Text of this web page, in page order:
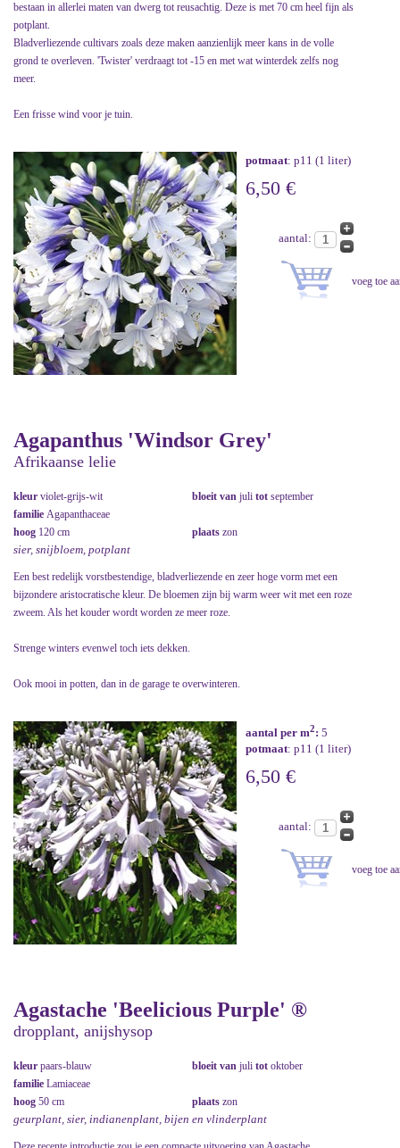
bestaan in allerlei maten van dwerg tot reusachtig. Deze is met 70 cm heel fijn als
potplant.
Bladverliezende cultivars zoals deze maken aanzienlijk meer kans in de volle
grond te overleven. 'Twister' verdraagt tot -15 en met wat winterdek zelfs nog
meer.
Een frisse wind voor je tuin.
potmaat: p11 (1 liter)
6,50 €
aantal:
Agapanthus 'Windsor Grey'
Afrikaanse lelie
kleur violet-grijs-wit bloeit van juli tot september
familie Agapanthaceae
hoog 120 cm plaats zon
sier, snijbloem, potplant
Een best redelijk vorstbestendige, bladverliezende en zeer hoge vorm met een
bijzondere aristocratische kleur. De bloemen zijn bij warm weer wit met een roze
zweem. Als het kouder wordt worden ze meer roze.
Strenge winters evenwel toch iets dekken.
Ook mooi in potten, dan in de garage te overwinteren.
aantal per m2: 5
potmaat: p11 (1 liter)
6,50 €
aantal:
Agastache 'Beelicious Purple' ®
dropplant, anijshysop
kleur paars-blauw bloeit van juli tot oktober
familie Lamiaceae
hoog 50 cm plaats zon
geurplant, sier, indianenplant, bijen en vlinderplant